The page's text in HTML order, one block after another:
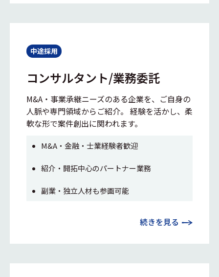
中途採用
コンサルタント/業務委託
M&A・事業承継ニーズのある企業を、ご自身の
人脈や専門領域からご紹介。 経験を活かし、柔
軟な形で案件創出に関われます。
M&A・金融・士業経験者歓迎
紹介・開拓中心のパートナー業務
副業・独立人材も参画可能
続きを見る